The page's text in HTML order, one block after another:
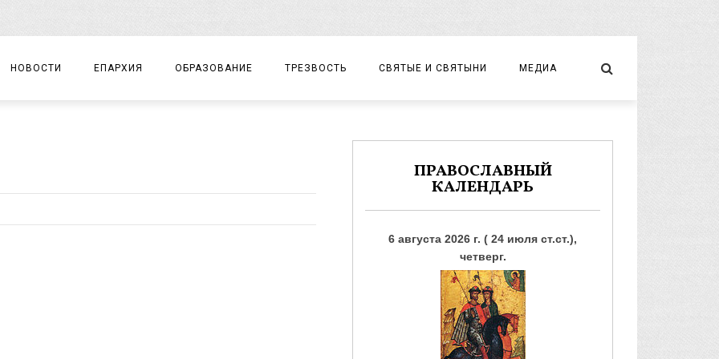
НОВОСТИ ЕПАРХИЯ
ДОКУМЕНТЫ
ЕПАРХИАЛЬНЫЕ ОТДЕЛЫ
ОБРАЗОВАНИЕ
ДЕТСКИЙ ТУРИЗМ
ТРЕЗВОСТЬ
ЗАМЕТКИ
СВЯТЫЕ И СВЯТЫНИ МЕДИА
ФОТО
ПРАВОСЛАВНЫЙ
КАЛЕНДАРЬ
6 августа 2026 г. ( 24 июля ст.ст.),
четверг.